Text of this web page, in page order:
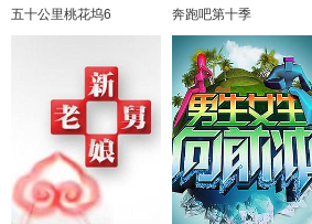
五十公里桃花坞6 奔跑吧第十季